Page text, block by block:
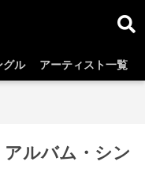
グル アーティスト一覧
ルバム・シン